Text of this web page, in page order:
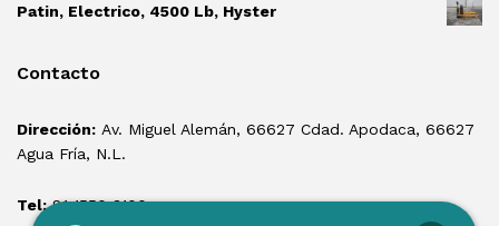
Patin, Electrico, 4500 Lb, Hyster
Contacto
Dirección: Av. Miguel Alemán, 66627 Cdad. Apodaca, 66627
Agua Fría, N.L.
Tel:81 1550 3100